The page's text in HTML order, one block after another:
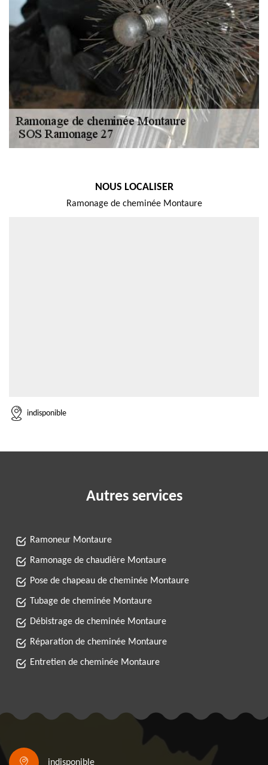
NOUS LOCALISER
Ramonage de cheminée Montaure
indisponible
Autres services
Ramoneur Montaure
Ramonage de chaudière Montaure
Pose de chapeau de cheminée Montaure
Tubage de cheminée Montaure
Débistrage de cheminée Montaure
Réparation de cheminée Montaure
Entretien de cheminée Montaure
indisponible